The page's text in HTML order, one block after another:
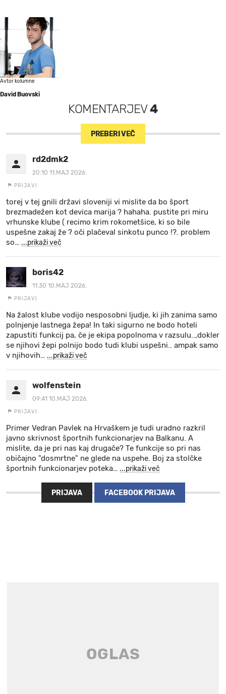
Avtor kolumne
David Buovski
KOMENTARJEV4
PREBERI VEČ
rd2dmk2
20:10 11.MAJ 2026.
PRIJAVI
torej v tej gnili državi sloveniji vi mislite da bo šport
brezmadežen kot devica marija ? hahaha. pustite pri miru
vrhunske klube ( recimo krim rokometšice, ki so bile
uspešne zakaj že ? oči plačeval sinkotu punco !?. problem
so… ...prikaži več
boris42
11:30 10.MAJ 2026.
PRIJAVI
Na žalost klube vodijo nesposobni ljudje, ki jih zanima samo
polnjenje lastnega žepa! In taki sigurno ne bodo hoteli
zapustiti funkcij pa, če je ekipa popolnoma v razsulu..,dokler
se njihovi žepi polnijo bodo tudi klubi uspešni.. ampak samo
v njihovih… ...prikaži več
wolfenstein
09:41 10.MAJ 2026.
PRIJAVI
Primer Vedran Pavlek na Hrvaškem je tudi uradno razkril
javno skrivnost športnih funkcionarjev na Balkanu. A
mislite, da je pri nas kaj drugače? Te funkcije so pri nas
običajno "dosmrtne" ne glede na uspehe. Boj za stolčke
športnih funkcionarjev poteka… ...prikaži več
PRIJAVA FACEBOOK PRIJAVA